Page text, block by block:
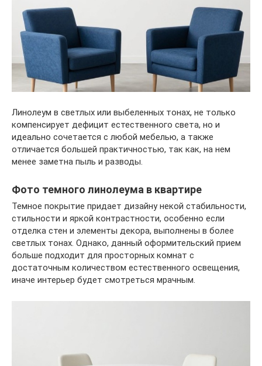
Линолеум в светлых или выбеленных тонах, не только
компенсирует дефицит естественного света, но и
идеально сочетается с любой мебелью, а также
отличается большей практичностью, так как, на нем
менее заметна пыль и разводы.
Фото темного линолеума в квартире
Темное покрытие придает дизайну некой стабильности,
стильности и яркой контрастности, особенно если
отделка стен и элементы декора, выполнены в более
светлых тонах. Однако, данный оформительский прием
больше подходит для просторных комнат с
достаточным количеством естественного освещения,
иначе интерьер будет смотреться мрачным.